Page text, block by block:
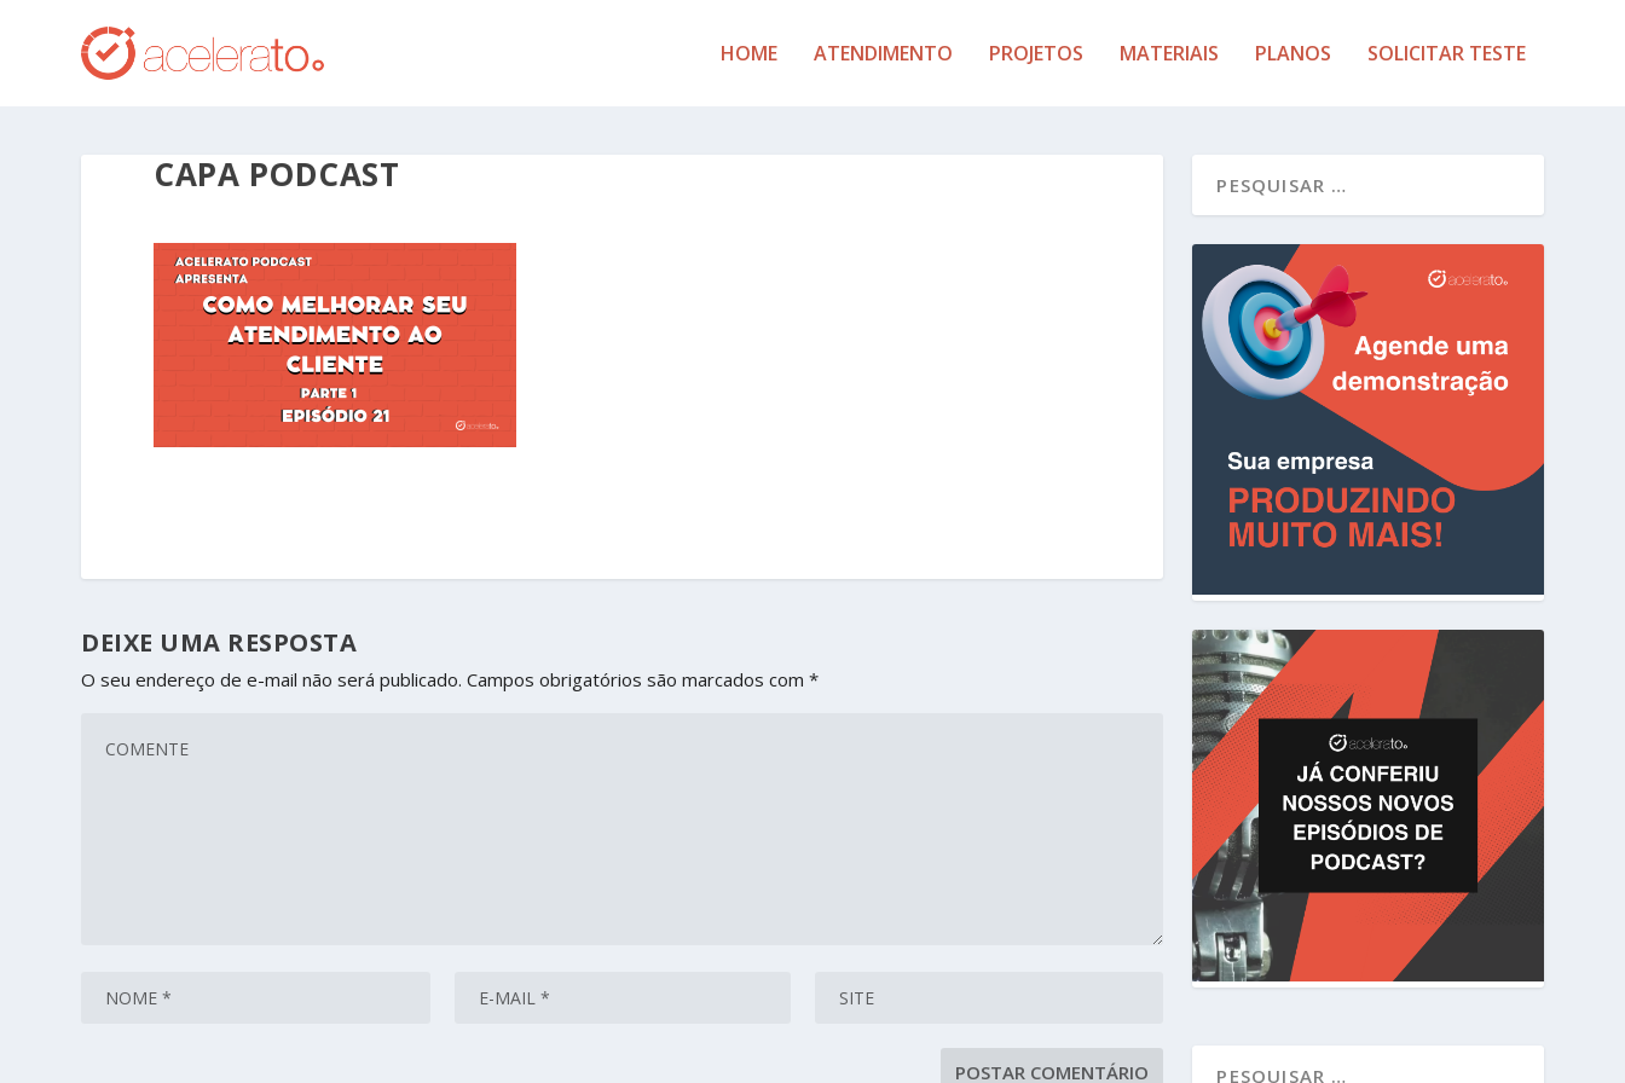
HOME ATENDIMENTO PROJETOS MATERIAIS PLANOS SOLICITAR TESTE
CAPA PODCAST
DEIXE UMA RESPOSTA
O seu endereço de e-mail não será publicado. Campos obrigatórios são marcados com*